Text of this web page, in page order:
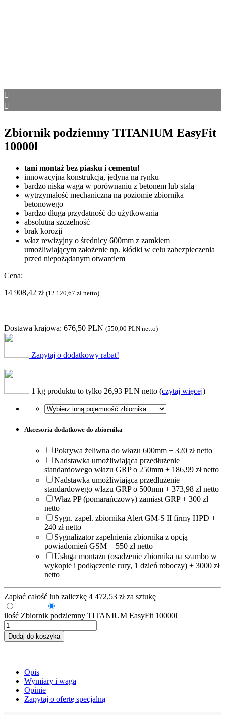
Zbiornik podziemny TITANIUM EasyFit
10000l
tani montaż bez piasku i cementu!
innowacyjna konstrukcja, jedyna na rynku
bardzo niska waga w porównaniu z betonem lub stalą
wytrzymałość mechaniczna na poziomie zbiornika
betonowego
bardzo długa przydatność do użytkowania
absolutna szczelność
brak korozji
właz rewizyjny o średnicy 600mm z zamkiem
umożliwiającym założenie np. kłódki w celu zabezpieczenia
przed niepożądanym otwarciem
Cena:
14 908,42 zł (12 120,67 zł netto)
Dostawa krajowa: 676,50 PLN (550,00 PLN netto)
Zapytaj o dodatkowy rabat!
1 kg produktu to tylko 26,93 PLN netto (czytaj więcej)
Akcesoria dodatkowe do zbiornika
Pokrywa żeliwna do włazu 600mm + 320 zł netto
Nadstawka umożliwiająca przedłużenie
standardowego włazu GRP o 250mm + 186,99 zł netto
Nadstawka umożliwiająca przedłużenie
standardowego włazu GRP o 500mm + 373,98 zł netto
Właz PP (pomarańczowy) zamiast GRP + 300 zł
netto
Sygn. zapeł. zbiornika Alert GM-S II firmy HPD +
240 zł netto
Sygnalizator zapełnienia zbiornika z opcją
powiadomień GSM + 550 zł netto
Usługa montażu (osadzenie zbiornika na szambo w
wykopie i podłączenie rury, 1 dzień roboczy) + 3000 zł
netto
Zapłać całość lub zaliczkę 4 472,53 zł za sztukę
ilość Zbiornik podziemny TITANIUM EasyFit 10000l
Dodaj do koszyka
Opis
Wymiary i waga
Opinie
Zapytaj o ofertę specjalną